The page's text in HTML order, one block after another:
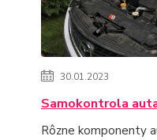
30.01.2023
Samokontrola
Rôzne komponenty